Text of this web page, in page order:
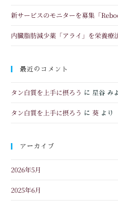
新サービスのモニターを募集「
内臓脂肪減少薬「アライ」を栄養療
最近のコメント
タン白質を上手に摂ろう に 星谷 み
タン白質を上手に摂ろう に葵 より
アーカイブ
2026年5月
2025年6月